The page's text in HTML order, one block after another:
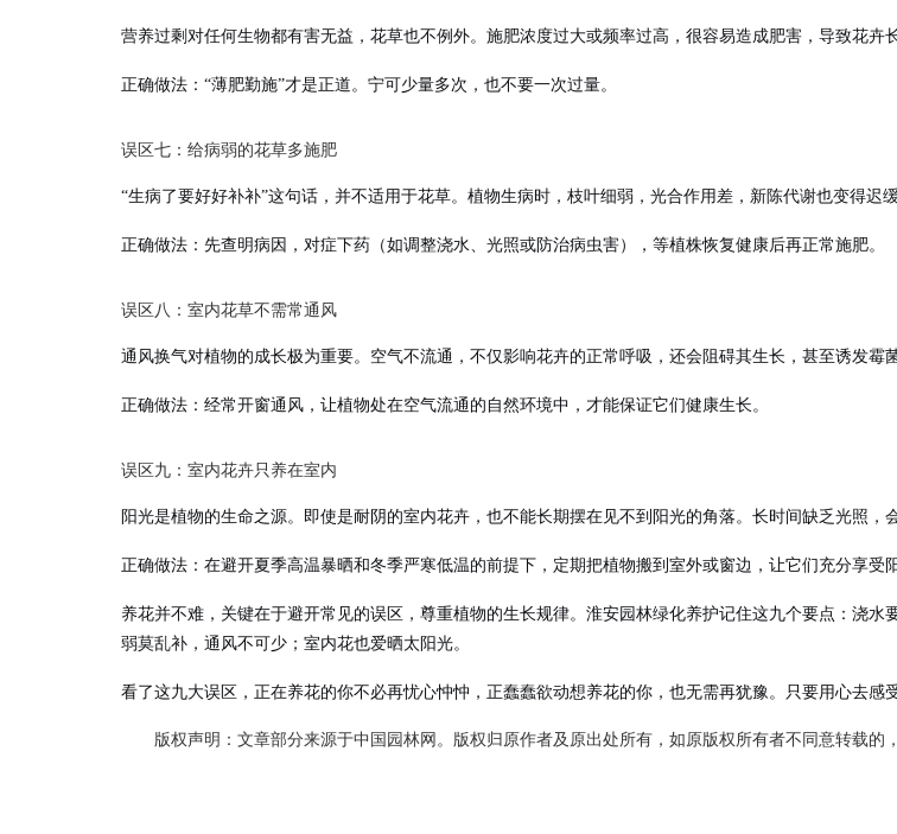
营养过剩对任何生物都有害无益，花草也不例外。施肥浓度过大或频率过高，很容易造成肥害，导致花卉
正确做法 ：“薄肥勤施”才是正道。宁可少量多次，也不要一次过量。
误区七：给病弱的花草多施肥
“生病了要好好补补”这句话，并不适用于花草。植物生病时，枝叶细弱，光合作用差，新陈代谢也变得迟
正确做法 ：先查明病因，对症下药（如调整浇水、光照或防治病虫害），等植株恢复健康后再正常施肥。
误区八：室内花草不需常通风
通风换气对植物的成长极为重要。空气不流通，不仅影响花卉的正常呼吸，还会阻碍其生长，甚至诱发霉
正确做法 ：经常开窗通风，让植物处在空气流通的自然环境中，才能保证它们健康生长。
误区 九：室内花卉只养在室内
阳光是植物的生命之源。即使是耐阴的室内花卉，也不能长期摆在见不到阳光的角落。长时间缺乏光照，
正确做法 ：在避开夏季高温暴晒和冬季严寒低温的前提下，定期把植物搬到室外或窗边，让它们充分享受阳
养花并不难，关键在于避开常见的误区，尊重植物的生长规律。 淮安园林绿化养护记住这九个要点： 浇水
弱莫乱补，通风不可少；室内花也爱晒太阳光。
看了这九大误区，正在养花的你不必再忧心忡忡，正蠢蠢欲动想养花的你，也无需再犹豫。只要用心去感
版权声明：文章部分来源于中国园林网。版权归原作者及原出处所有，如原版权所有者不同意转载的